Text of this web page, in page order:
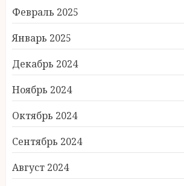
Февраль 2025
Январь 2025
Декабрь 2024
Ноябрь 2024
Октябрь 2024
Сентябрь 2024
Август 2024